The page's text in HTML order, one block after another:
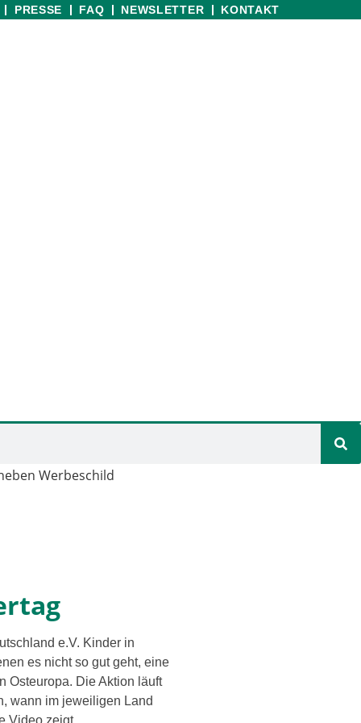
PRESSE FAQ NEWSLETTER KONTAKT
e.V. Kinder in
es nicht so gut geht, eine
Osteuropa. Die Aktion läuft
wann im jewei­li­gen Land